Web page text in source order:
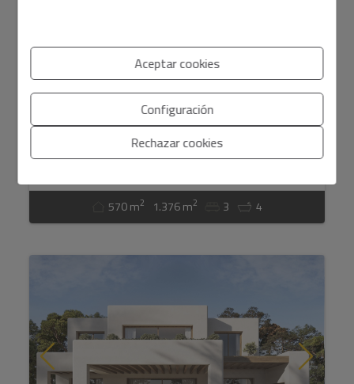
Venta. Villa/Chalet en Benissa
570 m2 1.376 m2 3 4
Información básica sobre protección de datos en base al
+ Info
He leído y acepto elAviso Legaly laPolítica de privacidad
Aceptar cookies
Configuración
Rechazar cookies